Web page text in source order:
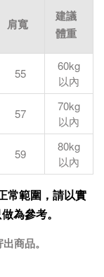
肩寬
建議
體重
55
60kg
以內
57
70kg
以內
59
80kg
以內
常範圍，請以實
為參考。
商品。